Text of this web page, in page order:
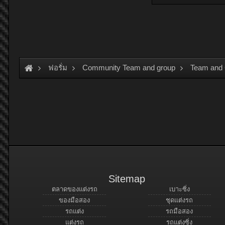
ฟอรั่ม Community Team and group Team and
Sitemap
ตลาดของแต่งรถ
ของมือสอง
รถแต่ง
แต่งรถ
เบาะซิ่ง
ชุดแต่งรถ
รถมือสอง
รถแต่งซิ่ง